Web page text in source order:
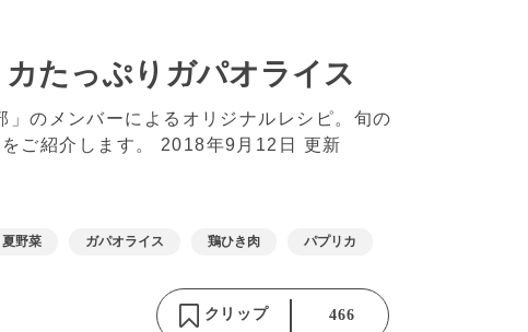
たっぷりガパオライス
のメンバーによるオリジナルレシピ。旬の
ご紹介します。 2018年9月12日 更新
夏野菜 ガパオライス 鶏ひき肉 パプリカ
クリップ 466